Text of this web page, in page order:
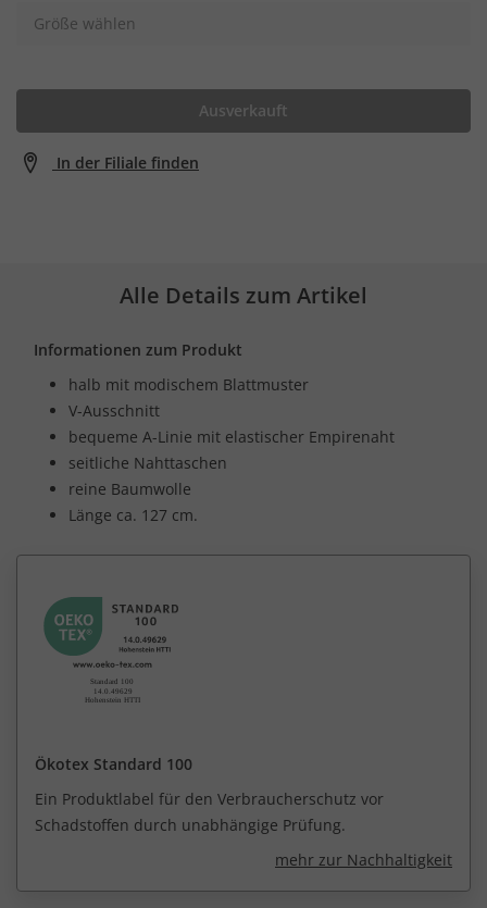
Größe wählen
Ausverkauft
In der Filiale finden
Alle Details zum Artikel
Informationen zum Produkt
halb mit modischem Blattmuster
V-Ausschnitt
bequeme A-Linie mit elastischer Empirenaht
seitliche Nahttaschen
reine Baumwolle
Länge ca. 127 cm.
Ökotex Standard 100
Ein Produktlabel für den Verbraucherschutz vor
Schadstoffen durch unabhängige Prüfung.
mehr zur Nachhaltigkeit